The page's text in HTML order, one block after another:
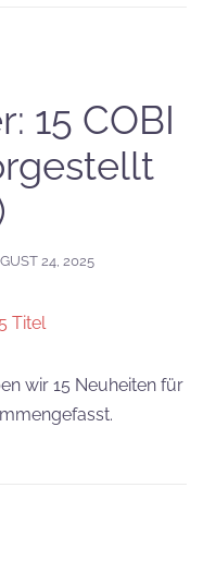
15 COBI
24, 2025
wir 15 Neuheiten für